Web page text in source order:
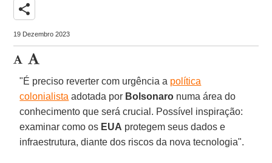
share
19 Dezembro 2023
"É preciso reverter com urgência a política
colonialista adotada por Bolsonaro numa área do
conhecimento que será crucial. Possível inspiração:
examinar como os EUA protegem seus dados e
infraestrutura, diante dos riscos da nova tecnologia".